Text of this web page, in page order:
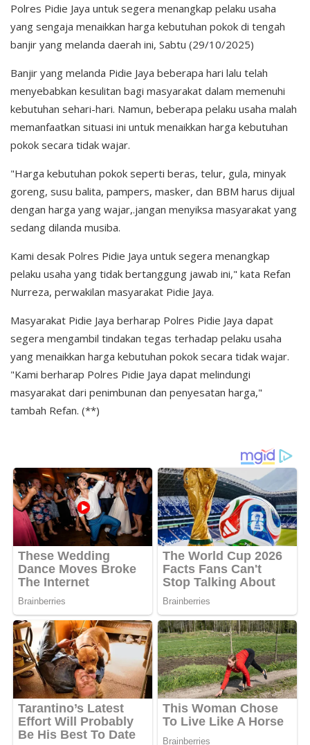
Polres Pidie Jaya untuk segera menangkap pelaku usaha
yang sengaja menaikkan harga kebutuhan pokok di tengah
banjir yang melanda daerah ini, Sabtu (29/10/2025)
Banjir yang melanda Pidie Jaya beberapa hari lalu telah
menyebabkan kesulitan bagi masyarakat dalam memenuhi
kebutuhan sehari-hari. Namun, beberapa pelaku usaha malah
memanfaatkan situasi ini untuk menaikkan harga kebutuhan
pokok secara tidak wajar.
"Harga kebutuhan pokok seperti beras, telur, gula, minyak
goreng, susu balita, pampers, masker, dan BBM harus dijual
dengan harga yang wajar,.jangan menyiksa masyarakat yang
sedang dilanda musiba.
Kami desak Polres Pidie Jaya untuk segera menangkap
pelaku usaha yang tidak bertanggung jawab ini," kata Refan
Nurreza, perwakilan masyarakat Pidie Jaya.
Masyarakat Pidie Jaya berharap Polres Pidie Jaya dapat
segera mengambil tindakan tegas terhadap pelaku usaha
yang menaikkan harga kebutuhan pokok secara tidak wajar.
"Kami berharap Polres Pidie Jaya dapat melindungi
masyarakat dari penimbunan dan penyesatan harga,"
tambah Refan. (**)